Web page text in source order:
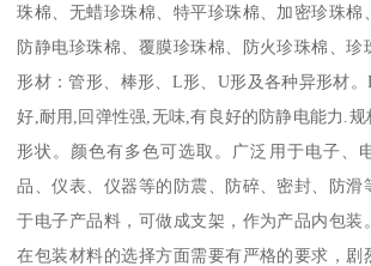
珠棉、无蜡珍珠棉、特平珍珠棉、加密珍珠棉
防静电珍珠棉、覆膜珍珠棉、防火珍珠棉、珍
形材：管形、棒形、L形、U形及各种异形材
好,耐用,回弹性强,无味,有良好的防静电能力.
形状。颜色有多色可选取。广泛用于电子、
品、仪表、仪器等的防震、防碎、密封、防滑
于电子产品料，可做成支架，作为产品内包装
在包装材料的选择方面需要有严格的要求，剧